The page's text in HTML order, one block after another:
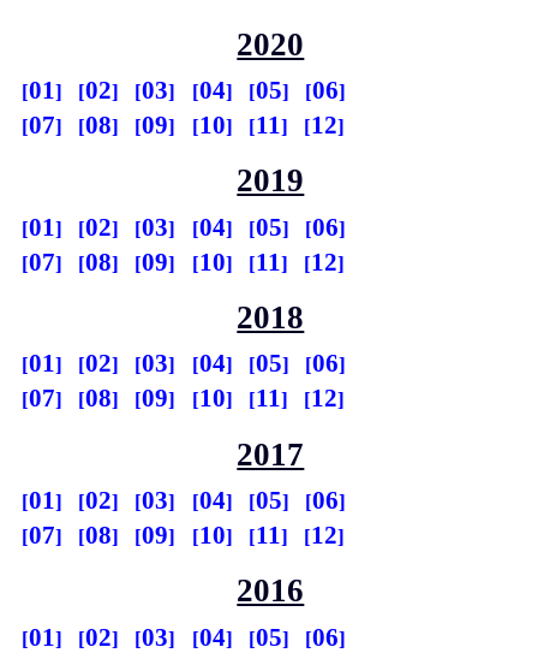
2020
01 02 03 04 05
06
07
08 09 10 11 12
2019
01 02 03 04 05
06
07
08 09 10 11 12
2018
01 02 03 04 05
06
07
08 09 10 11 12
2017
01 02 03 04 05
06
07
08 09 10 11 12
2016
01 02 03 04 05
06